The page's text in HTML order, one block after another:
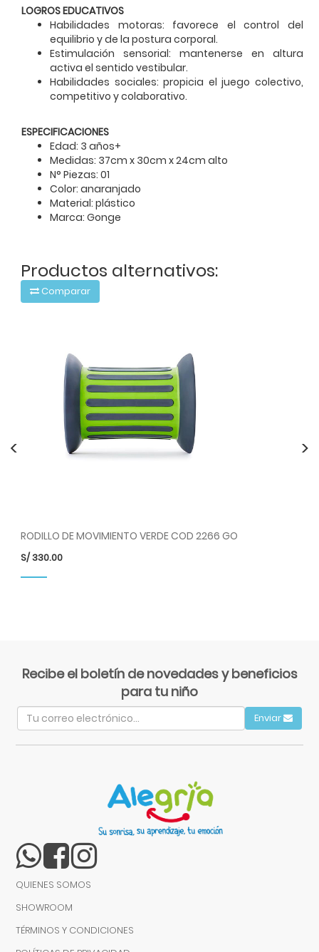
LOGROS EDUCATIVOS
Habilidades motoras: favorece el control del
equilibrio y de la postura corporal.
Estimulación sensorial: mantenerse en altura
activa el sentido vestibular.
Habilidades sociales: propicia el juego colectivo,
competitivo y colaborativo.
ESPECIFICACIONES
Edad: 3 años+
Medidas: 37cm x 30cm x 24cm alto
N° Piezas: 01
Color: anaranjado
Material: plástico
Marca: Gonge
Productos alternativos:
Comparar
RODILLO DE MOVIMIENTO VERDE COD 2266 GO
S/330.00
< >
Recibe el boletín de novedades y beneficios
para tu niño
Enviar
QUIENES SOMOS
SHOWROOM
TÉRMINOS Y CONDICIONES